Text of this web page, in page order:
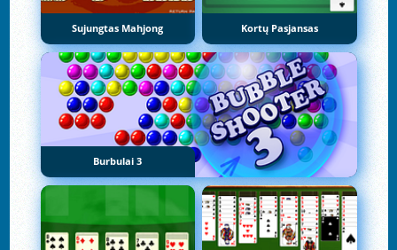
Sujungtas Mahjong Kortų Pasjansas
Burbulai 3